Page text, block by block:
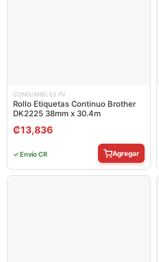
CONSUMIBLES PV
Rollo Etiquetas Continuo Brother
DK2225 38mm x 30.4m
₡13,836
✓ Envío CR Agregar